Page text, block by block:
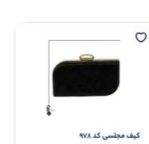
کیف مجلسی کد 978